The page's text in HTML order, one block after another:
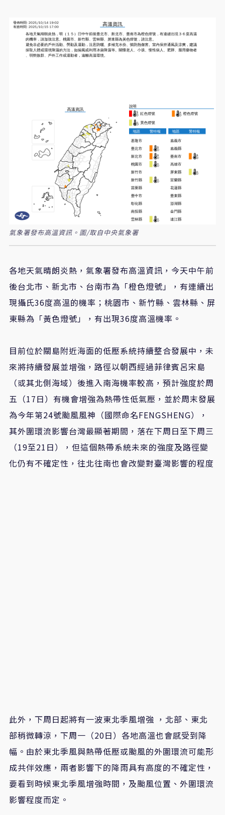
氣象署發布高溫資訊。圖/取自中央氣象署
各地天氣晴朗炎熱，氣象署發布高溫資訊，今天中午前
後台北市、新北市、台南市為「橙色燈號」，有連續出
現攝氏36度高溫的機率；桃園市、新竹縣、雲林縣、屏
東縣為「黃色燈號」，有出現36度高溫機率。
目前位於關島附近海面的低壓系統持續整合發展中，未
來將持續發展並增強，路徑以朝西經過菲律賓呂宋島
（或其北側海域）後進入南海機率較高，預計強度於周
五（17日）有機會增強為熱帶性低氣壓，並於周末發展
為今年第24號颱風風神（國際命名FENGSHENG），
其外圍環流影響台灣最顯著期間，落在下周日至下周三
（19至21日），但這個熱帶系統未來的強度及路徑變
化仍有不確定性，往北往南也會改變對臺灣影響的程度
​此外，下周日起將有一波東北季風增強 ，北部、東北
部稍微轉涼，下周一（20日）各地高溫也會感受到降
幅。由於東北季風與熱帶低壓或颱風的外圍環流可能形
成共伴效應，兩者影響下的降雨具有高度的不確定性，
要看到時候東北季風增強時間，及颱風位置、外圍環流
影響程度而定。